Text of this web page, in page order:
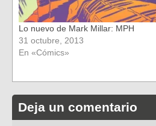
Lo nuevo de Mark Millar: MPH
31 octubre, 2013
En «Cómics»
Deja un comentario